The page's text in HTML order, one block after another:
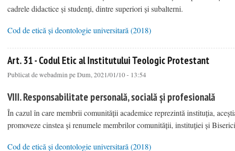
cadrele didactice și studenți, dintre superiori și subalterni.
Cod de etică și deontologie universitară (2018)
Art. 31 - Codul Etic al Institutului Teologic Protestant
Publicat dewebadminpe Dum, 2021/01/10 - 13:54
VIII. Responsabilitate personală, socială și profesională
În cazul în care membrii comunității academice reprezintă instituția,
promoveze cinstea și renumele membrilor comunității, instituției și
Cod de etică și deontologie universitară (2018)